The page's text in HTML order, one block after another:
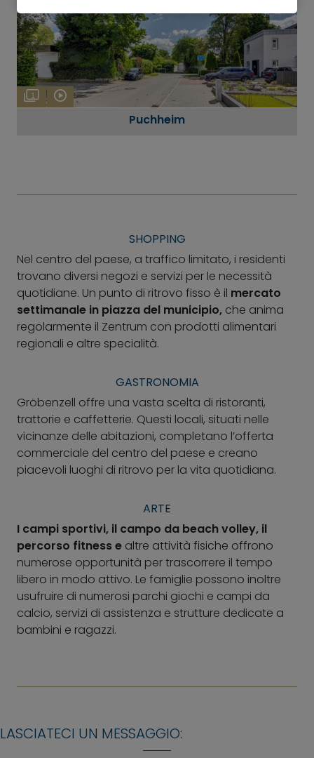
1
Puchheim
SHOPPING
Nel centro del paese, a traffico limitato, i residenti
trovano diversi negozi e servizi per le necessità
quotidiane. Un punto di ritrovo fisso è il mercato
settimanale in piazza del municipio, che anima
regolarmente il Zentrum con prodotti alimentari
regionali e altre specialità.
GASTRONOMIA
Gröbenzell offre una vasta scelta di ristoranti,
trattorie e caffetterie. Questi locali, situati nelle
vicinanze delle abitazioni, completano l’offerta
commerciale del centro del paese e creano
piacevoli luoghi di ritrovo per la vita quotidiana.
ARTE
I campi sportivi, il campo da beach volley, il
percorso fitness e altre attività fisiche offrono
numerose opportunità per trascorrere il tempo
libero in modo attivo. Le famiglie possono inoltre
usufruire di numerosi parchi giochi e campi da
calcio, servizi di assistenza e strutture dedicate a
bambini e ragazzi.
LASCIATECI UN MESSAGGIO: